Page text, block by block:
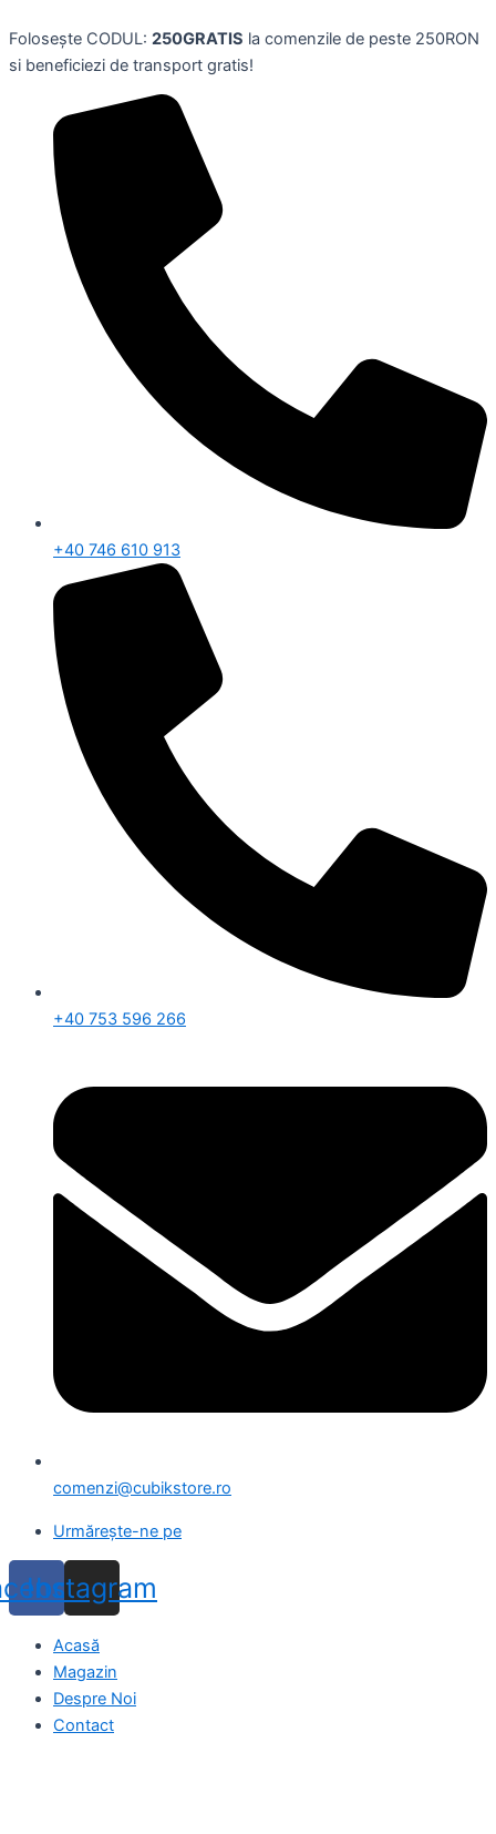
to
content
Folosește CODUL: 250GRATIS la comenzile de peste 250RON
si beneficiezi de transport gratis!
+40 746 610 913
+40 753 596 266
comenzi@cubikstore.ro
Urmărește-ne pe
Instagram
Acasă
Magazin
Despre Noi
Contact